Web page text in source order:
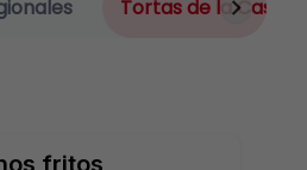
Tortas de la Casa
fritos